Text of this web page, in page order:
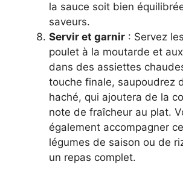
la sauce soit bien
saveurs.
Servir et garnir : Servez
poulet à la moutarde et
dans des assiettes
touche finale, saupoudrez
haché, qui ajoutera de la
note de fraîcheur au plat.
également accompagner
légumes de saison ou de
un repas complet.